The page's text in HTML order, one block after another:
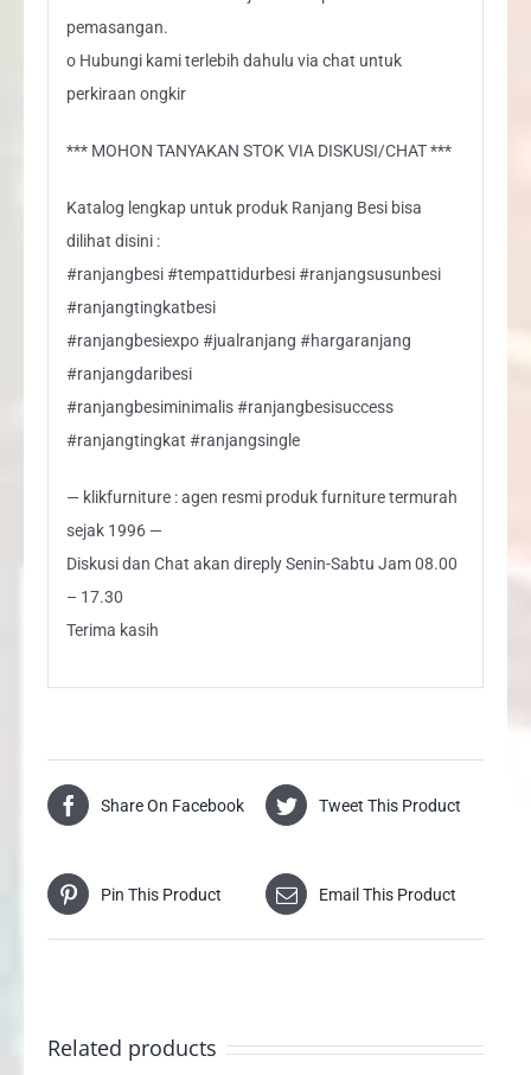
pemasangan.
o Hubungi kami terlebih dahulu via chat untuk
perkiraan ongkir
*** MOHON TANYAKAN STOK VIA DISKUSI/CHAT ***
Katalog lengkap untuk produk Ranjang Besi bisa
dilihat disini :
#ranjangbesi #tempattidurbesi #ranjangsusunbesi
#ranjangtingkatbesi
#ranjangbesiexpo #jualranjang #hargaranjang
#ranjangdaribesi
#ranjangbesiminimalis #ranjangbesisuccess
#ranjangtingkat #ranjangsingle
— klikfurniture : agen resmi produk furniture termurah
sejak 1996 —
Diskusi dan Chat akan direply Senin-Sabtu Jam 08.00
– 17.30
Terima kasih
Share On Facebook Tweet This Product
Pin This Product Email This Product
Related products